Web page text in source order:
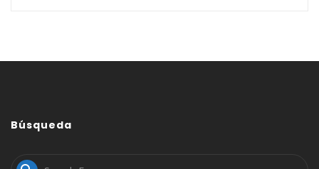
Búsqueda